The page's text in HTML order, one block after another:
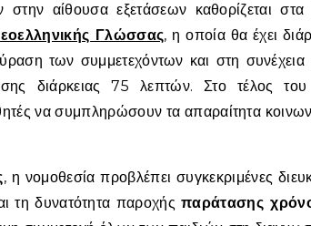
αίθουσα εξετάσεων καθορίζεται στα
Γλώσσας, η οποία θα έχει
των συμμετεχόντων και στη συνέχεια
διάρκειας 75 λεπτών. Στο τέλος
να συμπληρώσουν τα απαραίτητα
, η νομοθεσία προβλέπει συγκεκριμένες
τη δυνατότητα παροχήςπαράτασης